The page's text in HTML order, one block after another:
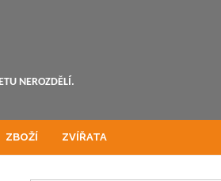
NEROZDĚLÍ.
ZBOŽÍ ZVÍŘATA